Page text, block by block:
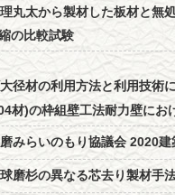
丸太から製材した板材と無
の比較試験
径材の利用方法と利用技術
材)の枠組壁工法耐力壁にお
みらいのもり協議会 2020
磨杉の異なる芯去り製材手